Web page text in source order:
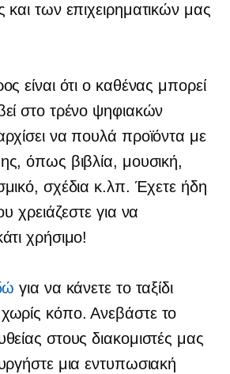
των επιχειρηματικών μας
είναι ότι ο καθένας μπορεί
στο τρένο ψηφιακών
να πουλά προϊόντα με
όπως βιβλία, μουσική,
σχέδια κ.λπ. Έχετε ήδη
χρειάζεστε για να
χρήσιμο!
για να κάνετε το ταξίδι
κόπο. Ανεβάστε το
στους διακομιστές μας
μια εντυπωσιακή